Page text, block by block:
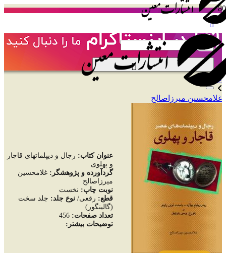
خانه
غلامحسین میرزاصالح
عنوان کتاب: رجال و دیپلماتهای قاچار
و پهلوی
گردآورده و پژوهشگر: غلامحسین
میرزاصالح
نوبت چاپ: نخست
قطع: رقعی/ نوع جلد: جلد سخت
(گالینگور)
تعداد صفحات:
456
توضيحات بيشتر: